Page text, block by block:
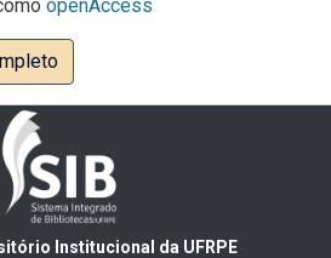
openAccess
Institucional da UFRPE